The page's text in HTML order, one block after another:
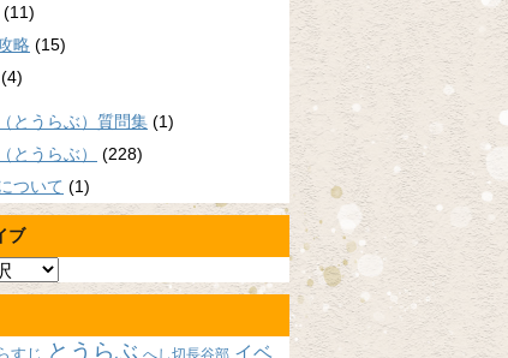
(11)
略 (15)
(4)
とうらぶ）質問集 (1)
とうらぶ）
(228)
ついて (1)
ブ
すじ とうらぶ へし切長谷部 イベ